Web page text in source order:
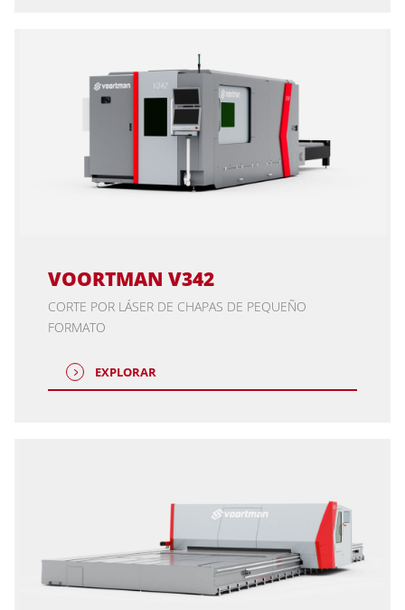
VOORTMAN V342
CORTE POR LÁSER DE CHAPAS DE PEQUEÑO
FORMATO
EXPLORAR